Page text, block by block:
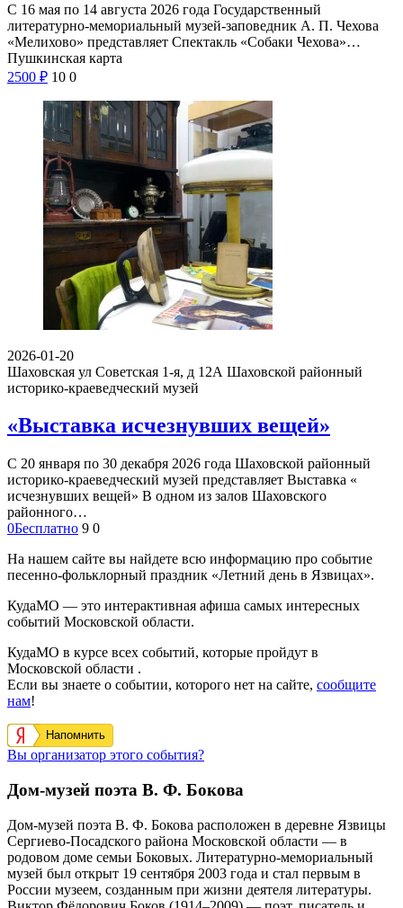
С 16 мая по 14 августа 2026 года Государственный
литературно-мемориальный музей-заповедник А. П. Чехова
«Мелихово» представляет Спектакль «Собаки Чехова»…
Пушкинская карта
2500 ₽ 10 0
2026-01-20
Шаховская ул Советская 1-я, д 12А Шаховской районный
историко-краеведческий музей
«Выставка исчезнувших вещей»
С 20 января по 30 декабря 2026 года Шаховской районный
историко-краеведческий музей представляет Выставка «
исчезнувших вещей» В одном из залов Шаховского
районного…
0Бесплатно 9 0
На нашем сайте вы найдете всю информацию про событие
песенно-фольклорный праздник «Летний день в Язвицах».
КудаМО — это интерактивная афиша самых интересных
событий Московской области.
КудаМО в курсе всех событий, которые пройдут в
Московской области .
Если вы знаете о событии, которого нет на сайте, сообщите
нам!
Напомнить
Вы организатор этого события?
Дом-музей поэта В. Ф. Бокова
Дом-музей поэта В. Ф. Бокова расположен в деревне Язвицы
Сергиево-Посадского района Московской области — в
родовом доме семьи Боковых. Литературно-мемориальный
музей был открыт 19 сентября 2003 года и стал первым в
России музеем, созданным при жизни деятеля литературы.